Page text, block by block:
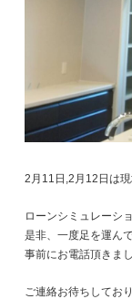
2月11日,2月12日は
ローンシミュレーシ
是非、一度足を運ん
事前にお電話頂きま
ご連絡お待ちしており